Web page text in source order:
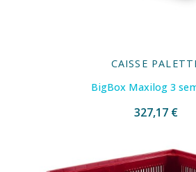
CAISSE
BigBox Maxilog 3
327,17 €